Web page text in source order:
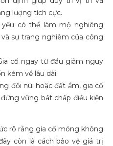
lượng tích cực.
có thể làm mộ nghiêng
sự trang nghiêm của công
cố ngay từ đầu giảm nguy
kém về lâu dài.
đồi núi hoặc đất ẩm, gia cố
vững bất chấp điều kiện
rõ rằng gia cố móng không
còn là cách bảo vệ giá trị